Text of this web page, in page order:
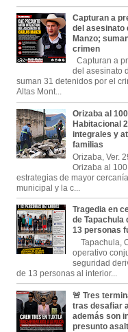
Capturan a
del asesinato
Manzo;
crimen
Capturan a
del asesinato
suman 31 detenidos por el
Altas Mont...
Orizaba al
Habitacional
integrales y
familias
Orizaba, Ver.
Orizaba al
estrategias de mayor
municipal y la c...
Tragedia en
de Tapachula
13 personas
Tapachula,
operativo
seguridad
de 13 personas al interior...
🚨 Tres
tras desafiar
además son
presunto